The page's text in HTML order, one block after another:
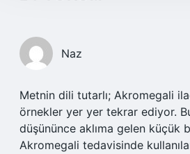
Naz
Metnin dili tutarlı; Akromegali
örnekler yer yer tekrar ediyor.
düşününce aklıma gelen küçük
Akromegali tedavisinde